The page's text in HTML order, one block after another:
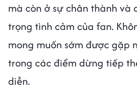
mà còn ở sự chân thành và
trọng tình cảm của fan.
mong muốn sớm được gặp
trong các điểm dừng tiếp
diễn.